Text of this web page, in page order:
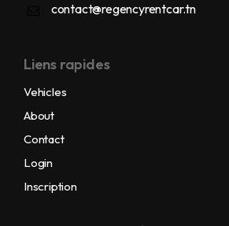
contact@regencyrentcar.tn
Liens rapides
Vehicles
About
Contact
Login
Inscription